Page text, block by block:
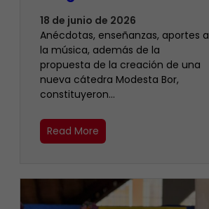
18 de junio de 2026
Anécdotas, enseñanzas, aportes a
la música, además de la
propuesta de la creación de una
nueva cátedra Modesta Bor,
constituyeron…
Read More